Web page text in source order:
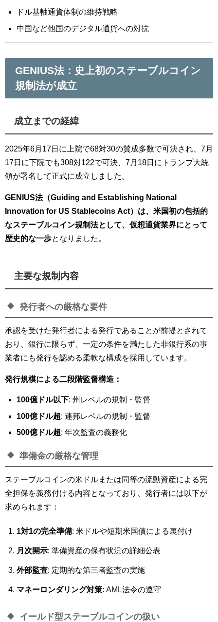
ドル基軸通貨体制の維持戦略
中国など他国のデジタル通貨への対抗
GENIUS法：史上初のステーブルコイン
規制法が成立
成立までの経緯
2025年6月17日に上院で68対30の賛成多数で可決され、7月
17日に下院でも308対122で可決、7月18日にトランプ大統
領が署名して正式に成立しました。
GENIUS法（Guiding and Establishing National
Innovation for US Stablecoins Act）は、米国初の包括的
なステーブルコイン規制法として、仮想通貨業界にとって
歴史的な一歩となりました。
主要な規制内容
発行者への厳格な要件
承認を受けた発行者による発行であることが前提とされて
おり、銀行に限らず、一定の条件を満たした非銀行系の事
業者にも発行を認める柔軟な構成を採用しています。
発行規模による二段階監督構造：
100億ドル以下: 州レベルの規制・監督
100億ドル超: 連邦レベルの規制・監督
500億ドル超: 年次監査の義務化
準備金の厳格な管理
ステーブルコインの米ドルまたは同等の流動資産による完
全担保を義務付ける内容となっており、発行者には以下が
求められます：
1対1の完全準備: 米ドルや短期米国債による裏付け
月次開示: 準備資産の保有状況の詳細公表
外部監査: 定期的な第三者監査の実施
マネーロンダリング対策: AML法令の遵守
イールド型ステーブルコインの扱い